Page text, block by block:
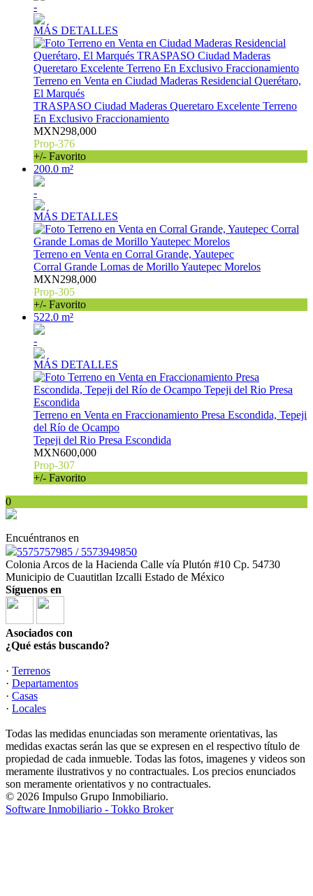
-
MÁS DETALLES
Terreno en Venta en Ciudad Maderas Residencial Querétaro,
El Marqués
TRASPASO Ciudad Maderas Queretaro Excelente Terreno
En Exclusivo Fraccionamiento
MXN298,000
Prop-376
+/- Favorito
200.0 m²
-
MÁS DETALLES
Terreno en Venta en Corral Grande, Yautepec
Corral Grande Lomas de Morillo Yautepec Morelos
MXN298,000
Prop-305
+/- Favorito
522.0 m²
-
MÁS DETALLES
Terreno en Venta en Fraccionamiento Presa Escondida, Tepeji
del Río de Ocampo
Tepeji del Rio Presa Escondida
MXN600,000
Prop-307
+/- Favorito
0
Encuéntranos en
5575757985 / 5573949850
Colonia Arcos de la Hacienda Calle vía Plutón #10 Cp. 54730
Municipio de Cuautitlan Izcalli Estado de México
Síguenos en
Asociados con
¿Qué estás buscando?
· Terrenos
· Departamentos
· Casas
· Locales
Todas las medidas enunciadas son meramente orientativas, las
medidas exactas serán las que se expresen en el respectivo título de
propiedad de cada inmueble. Todas las fotos, imagenes y videos son
meramente ilustrativos y no contractuales. Los precios enunciados
son meramente orientativos y no contractuales.
© 2026 Impulso Grupo Inmobiliario.
Software Inmobiliario - Tokko Broker